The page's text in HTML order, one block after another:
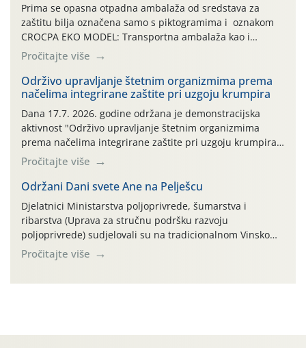
Prima se opasna otpadna ambalaža od sredstava za
zaštitu bilja označena samo s piktogramima i oznakom
CROCPA EKO MODEL: Transportna ambalaža kao i
ambalaža drugih proizvoda koji nisu sredstva za zaštitu
bilja (npr. ambalaža od mineralnih gnojiva,) se ne
prihvaća. Korisnicima je osiguran besplatni povrat
prazne ambalaže isključivo ovih tvrtki: AGROCHEM-MAKS,
AGRONOM, ALBAUGH TKI* (PINUS […]
Pročitajte više
Održivo upravljanje štetnim organizmima prema
načelima integrirane zaštite pri uzgoju krumpira
Dana 17.7. 2026. godine održana je demonstracijska
aktivnost "Održivo upravljanje štetnim organizmima
prema načelima integrirane zaštite pri uzgoju krumpira"
na pokusnom polju "Poredje", kraj naselja Belica (ARKOD
parcela ID 2445031) (središnji dio Međimurske županije).
Pročitajte više
Održani Dani svete Ane na Pelješcu
Djelatnici Ministarstva poljoprivrede, šumarstva i
ribarstva (Uprava za stručnu podršku razvoju
poljoprivrede) sudjelovali su na tradicionalnom Vinskom
forumu, održanom 24.07.2026. godine u Domu vinarske
tradicije u Putnikovićima na poluotoku Pelješcu, u
Pročitajte više